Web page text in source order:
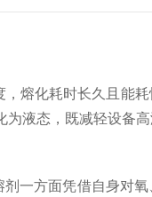
熔化耗时长久且能耗
液态，既减轻设备
一方面凭借自身对氧